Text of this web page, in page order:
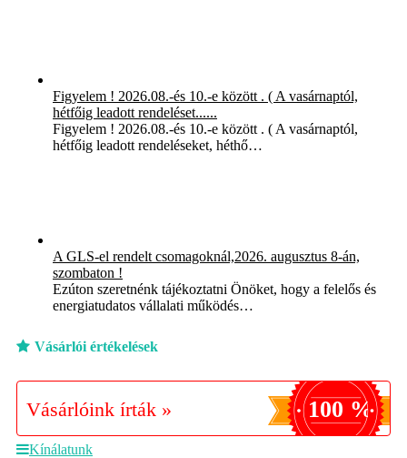
Figyelem ! 2026.08.-és 10.-e között . ( A vasárnaptól,
hétfőig leadott rendeléset......
Figyelem ! 2026.08.-és 10.-e között . ( A vasárnaptól,
hétfőig leadott rendeléseket, héthő…
A GLS-el rendelt csomagoknál,2026. augusztus 8-án,
szombaton !
Ezúton szeretnénk tájékoztatni Önöket, hogy a felelős és
energiatudatos vállalati működés…
Vásárlói értékelések
Vásárlóink írták » 100 %
Kínálatunk